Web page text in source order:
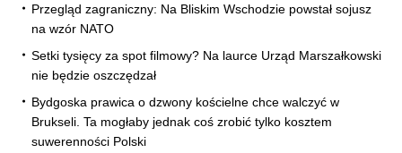
Przegląd zagraniczny: Na Bliskim Wschodzie powstał sojusz
na wzór NATO
Setki tysięcy za spot filmowy? Na laurce Urząd Marszałkowski
nie będzie oszczędzał
Bydgoska prawica o dzwony kościelne chce walczyć w
Brukseli. Ta mogłaby jednak coś zrobić tylko kosztem
suwerenności Polski